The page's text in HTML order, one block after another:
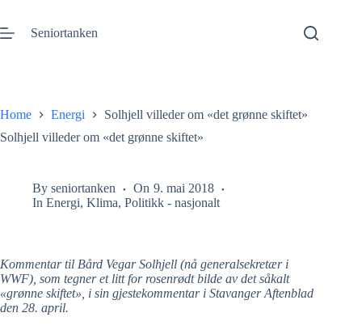
innholdSeniortanken
Home Energi
Solhjell villeder om «det grønne skiftet»
Solhjell villeder om «det grønne skiftet»
By seniortanken On 9. mai 2018
In Energi,Klima,Politikk - nasjonalt
Kommentar til Bård Vegar Solhjell (nå generalsekretær i
WWF), som tegner et litt for rosenrødt bilde av det såkalt
«grønne skiftet», i sin gjestekommentar i Stavanger Aftenblad
den 28. april.